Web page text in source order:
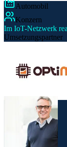
Automobil
Konzern
Im IoT-Netzwerk
Umsetzungspartner